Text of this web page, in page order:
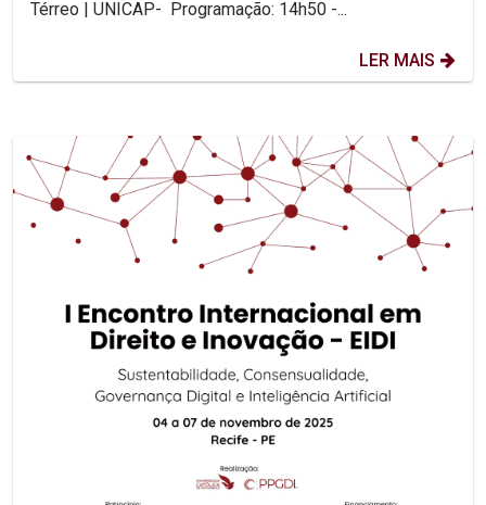
Térreo | UNICAP- Programação: 14h50 -...
LER MAIS